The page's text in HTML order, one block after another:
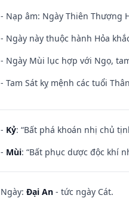
- Nạp âm: Ngày Thiên Thượng
- Ngày này thuộc hành Hỏa
- Ngày Mùi lục hợp với Ngọ,
- Tam Sát kỵ mệnh các tuổi
- Kỷ: “Bất phá khoán nhị chủ
- Mùi: “Bất phục dược độc khí
Ngày: Đại An - tức ngày Cát.